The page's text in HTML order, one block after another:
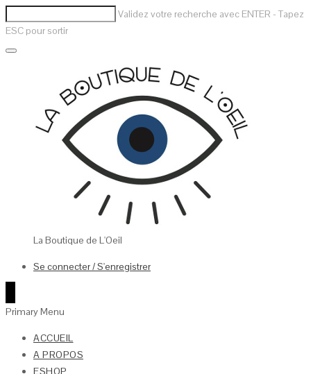
Validez votre recherche avec ENTER - Tapez
ESC pour sortir
La Boutique de L'Oeil
Se connecter / S'enregistrer
Primary Menu
ACCUEIL
A PROPOS
ESHOP